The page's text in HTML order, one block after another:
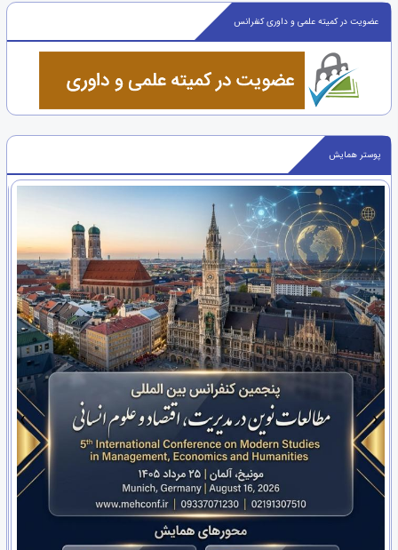
عضویت در کمیته علمی و داوری کنفرانس
پوستر همایش
› ‹